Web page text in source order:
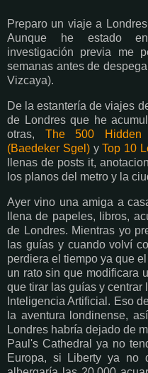
Preparo un viaje a
Aunque he estado
investigación previa me
semanas antes de
Vizcaya).
De la estantería de viajes
de Londres que he
otras, The 500 Hidden
(Baedeker Sgel)yTop 10
llenas de posts it,
los planos del metro y la
Ayer vino una amiga a
llena de papeles, libros,
de Londres. Mientras yo
las guías y cuando volví
perdiera el tiempo ya que
un rato sin que modificara
que tirar las guías y centrar
Inteligencia Artificial. Eso
la aventura londinense,
Londres habría dejado de
Paul's Cathedral ya no
Europa, si Liberty ya no